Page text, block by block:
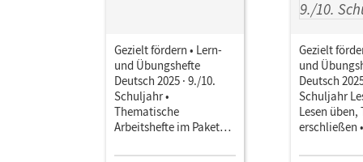
Gezielt fördern • Lern-
und Übungshefte
Deutsch 2025 · 9./10.
Schuljahr •
Thematische
Arbeitshefte im Paket
Gezielt
und
Deutsch
Schuljahr
Lesen üben,
erschließen •
Arbeitsheft